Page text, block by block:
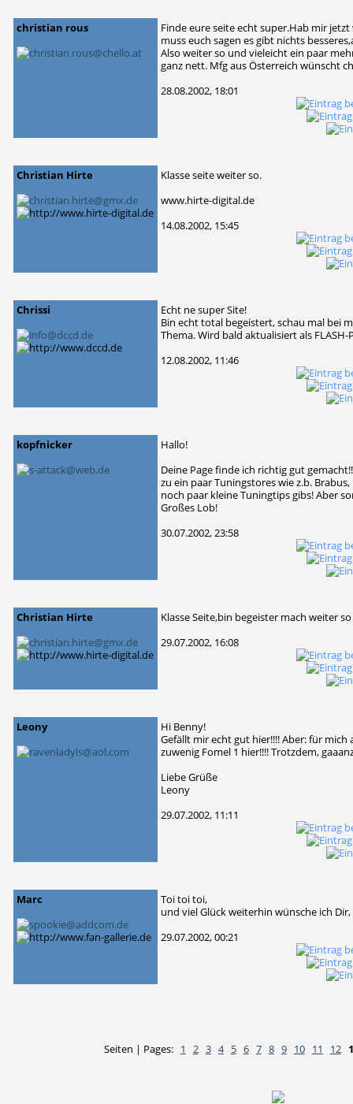
christian rous
Finde eure seite echt super.Hab mir
muss euch sagen es gibt nichts
Also weiter so und vieleicht ein paar
ganz nett. Mfg aus Österreich wünscht
28.08.2002, 18:01
Christian Hirte
Klasse seite weiter so.
www.hirte-digital.de
14.08.2002, 15:45
Chrissi
Echt ne super Site!
Bin echt total begeistert, schau mal bei
Thema. Wird bald aktualisiert als FLASH-
12.08.2002, 11:46
kopfnicker
Hallo!
Deine Page finde ich richtig gut
zu ein paar Tuningstores wie z.b.
noch paar kleine Tuningtips gibs! Aber
Großes Lob!
30.07.2002, 23:58
Christian Hirte
Klasse Seite,bin begeister mach weiter so
29.07.2002, 16:08
Leony
Hi Benny!
Gefällt mir echt gut hier!!!! Aber: für mich
zuwenig Fomel 1 hier!!!! Trotzdem,
Liebe Grüße
Leony
29.07.2002, 11:11
Marc
Toi toi toi,
und viel Glück weiterhin wünsche ich
29.07.2002, 00:21
Seiten | Pages: 1 2 3 4 5 6 7 8 9 10 11 12